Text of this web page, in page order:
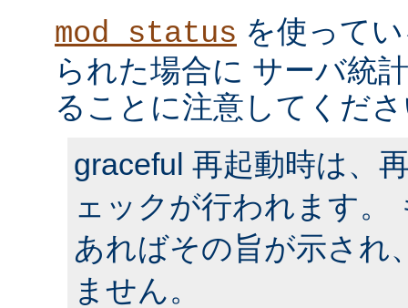
mod_status を使って
られた場合に サーバ統
ることに注意してくだ
graceful 再起動時は、
ェックが行われます。
あればその旨が示され
ません。